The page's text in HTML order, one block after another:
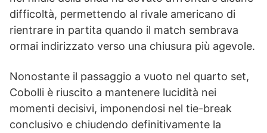
difficoltà, permettendo al rivale americano di
rientrare in partita quando il match sembrava
ormai indirizzato verso una chiusura più agevole.
Nonostante il passaggio a vuoto nel quarto set,
Cobolli è riuscito a mantenere lucidità nei
momenti decisivi, imponendosi nel tie-break
conclusivo e chiudendo definitivamente la